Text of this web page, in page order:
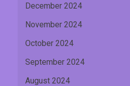
December 2024
November 2024
October 2024
September 2024
August 2024